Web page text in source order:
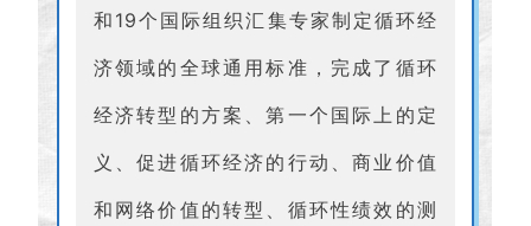
和19个国际组织汇集专家制定循环经
济领域的全球通用标准，完成了循环
经济转型的方案、第一个国际上的定
义、促进循环经济的行动、商业价值
和网络价值的转型、循环性绩效的测